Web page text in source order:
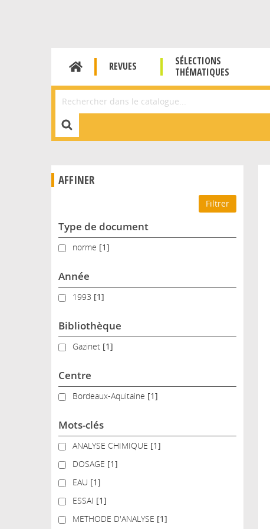
REVUES
SÉLECTIONS
THÉMATIQUES
Affiner la Recherche
AFFINER
Type de document
normenorme [1]
Année
19931993 [1]
Bibliothèque
GazinetGazinet [1]
Centre
Bordeaux-Aquitaine
Bordeaux-Aquitaine [1]
Mots-clés
ANALYSE CHIMIQUE
ANALYSE CHIMIQUE [1]
DOSAGE
DOSAGE [1]
EAUEAU [1]
ESSAIESSAI [1]
METHODE D'ANALYSE
METHODE D'ANALYSE [1]